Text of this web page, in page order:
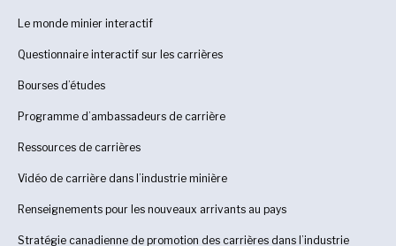
Le monde minier interactif
Questionnaire interactif sur les carrières
Bourses d’études
Programme d’ambassadeurs de carrière
Ressources de carrières
Vidéo de carrière dans l’industrie minière
Renseignements pour les nouveaux arrivants au pays
Stratégie canadienne de promotion des carrières dans l’industrie